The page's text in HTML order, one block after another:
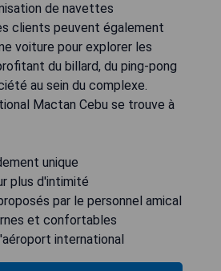
de navettes
clients peuvent également
voiture pour explorer les
du billard, du ping-pong
au sein du complexe.
Mactan Cebu se trouve à
unique
plus d'intimité
par le personnel amical
et confortables
international